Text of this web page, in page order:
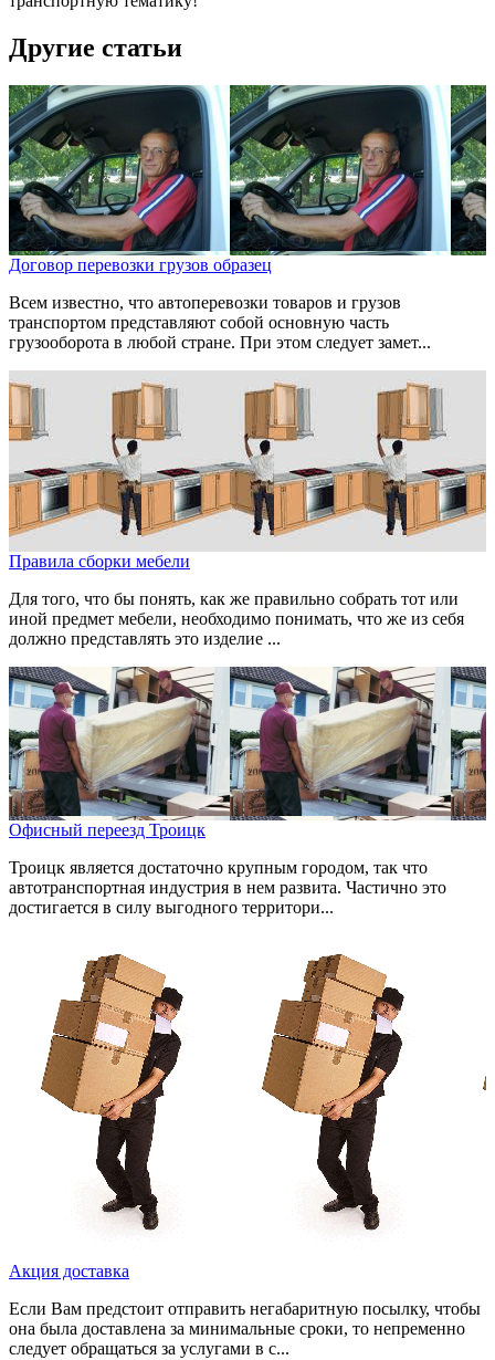
Другие статьи
Договор перевозки грузов образец
Всем известно, что автоперевозки товаров и грузов
транспортом представляют собой основную часть
грузооборота в любой стране. При этом следует замет...
Правила сборки мебели
Для того, что бы понять, как же правильно собрать тот или
иной предмет мебели, необходимо понимать, что же из себя
должно представлять это изделие ...
Офисный переезд Троицк
Троицк является достаточно крупным городом, так что
автотранспортная индустрия в нем развита. Частично это
достигается в силу выгодного территори...
Акция доставка
Если Вам предстоит отправить негабаритную посылку, чтобы
она была доставлена за минимальные сроки, то непременно
следует обращаться за услугами в с...